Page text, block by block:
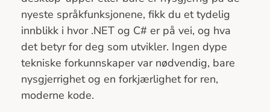
nyeste språkfunksjonene, fikk du et tydelig
innblikk i hvor .NET og C# er på vei, og hva
det betyr for deg som utvikler. Ingen dype
tekniske forkunnskaper var nødvendig, bare
nysgjerrighet og en forkjærlighet for ren,
moderne kode.